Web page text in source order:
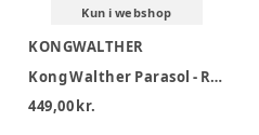
Kun i webshop
KONGWALTHER
Kong Walther Parasol - Red
449,00 kr.